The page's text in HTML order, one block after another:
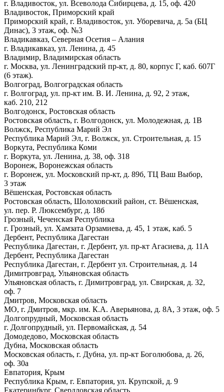
г. Владивосток, ул. Всеволода Сибирцева, д. 15, оф. 420
Владивосток, Приморский край
Приморский край, г. Владивосток, ул. Уборевича, д. 5а (БЦ
Динас), 3 этаж, оф. №3
Владикавказ, Северная Осетия – Алания
г. Владикавказ, ул. Ленина, д. 45
Владимир, Владимирская область
г. Москва, ул. Ленинградский пр-кт, д. 80, корпус Г, каб. 607Г
(6 этаж).
Волгоград, Волгоградская область
г. Волгоград, ул. пр-кт им. В. И. Ленина, д. 92, 2 этаж,
каб. 210, 212
Волгодонск, Ростовская область
Ростовская область, г. Волгодонск, ул. Молодежная, д. 1В
Волжск, Республика Марий Эл
Республика Марий Эл, г. Волжск, ул. Строительная, д. 15
Воркута, Республика Коми
г. Воркута, ул. Ленина, д. 38, оф. 318
Воронеж, Воронежская область
г. Воронеж, ул. Московский пр-кт, д. 89б, ТЦ Ваш Выбор,
3 этаж
Вёшенская, Ростовская область
Ростовская область, Шолоховский район, ст. Вёшенская,
ул. пер. Р. Люксембург, д. 18б
Грозный, Чеченская Республика
г. Грозный, ул. Хамзата Орзамиева, д. 45, 1 этаж, каб. 5
Дербент, Республика Дагестан
Республика Дагестан, г. Дербент, ул. пр-кт Агасиева, д. 11А
Дербент, Республика Дагестан
Республика Дагестан, г. Дербент ул. Строительная, д. 14
Димитровград, Ульяновская область
Ульяновская область, г. Димитровград, ул. Свирская, д. 32,
оф. 7
Дмитров, Московская область
МО, г. Дмитров, мкр. им. К.А. Аверьянова, д. 8А, 3 этаж, оф. 5
Долгопрудный, Московская область
г. Долгопрудный, ул. Первомайская, д. 54
Домодедово, Московская область
Дубна, Московская область
Московская область, г. Дубна, ул. пр-кт Боголюбова, д. 26,
оф. 30а
Евпатория, Крым
Республика Крым, г. Евпатория, ул. Крупской, д. 9
Екатеринбург, Свердловская область